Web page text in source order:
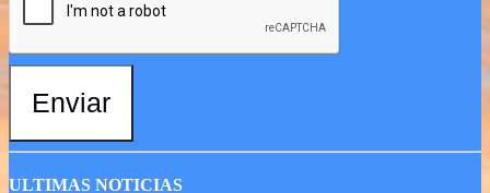
Enviar
ULTIMAS NOTICIAS